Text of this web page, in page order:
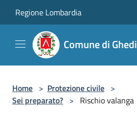
Regione Lombardia
Comune di Ghedi
Home > Protezione civile >
Sei preparato? > Rischio valanga